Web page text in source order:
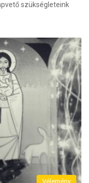
szükségleteink
Vélemény